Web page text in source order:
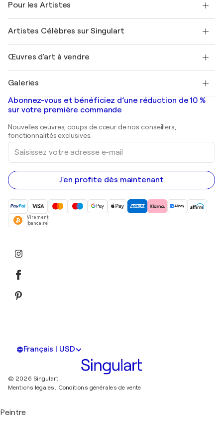
Offrir une carte cadeau
Rejoignez notre programme commercial
Mon compte
+33 1 76 44 06 42
FAQ
Magazine Singulart
Emplois
Découvrez une sélection d'art original
Pour les Artistes
Se connecter en tant qu'Artiste
Artistes Célèbres sur Singulart
Marc Chagall
Banksy
Mr. Brainwash
Shepard Fairey
Œuvres d'art à vendre
Tableaux abstraits à vendre
Peintures de paysage
Estampes
Peintures acryliques
Galeries
Galeries d'art en France
Galeries d'art en Belgique
Abonnez-vous et bénéficiez d’une réduction de 10 %
sur votre première commande
Nouvelles œuvres, coups de cœur de nos conseillers,
fonctionnalités exclusives.
Saisissez
votre
adresse
e-
mail
J'en profite dès maintenant
Virement
bancaire
Français | USD
© 2026 Singulart
Mentions légales. Conditions générales de vente
Peintre